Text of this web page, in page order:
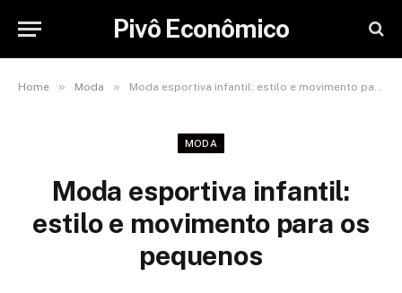
Pivô Econômico
Home » Moda » Moda esportiva infantil: estilo e movimento para os pequenos
MODA
Moda esportiva infantil:
estilo e movimento para os
pequenos